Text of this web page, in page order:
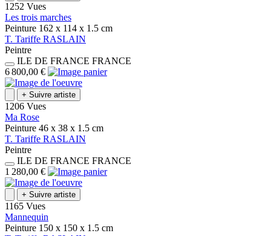
1252 Vues
Les trois marches
Peinture 162 x 114 x 1.5 cm
T. Tariffe RASLAIN
Peintre
ILE DE FRANCE FRANCE
6 800,00 €
+ Suivre artiste
1206 Vues
Ma Rose
Peinture 46 x 38 x 1.5 cm
T. Tariffe RASLAIN
Peintre
ILE DE FRANCE FRANCE
1 280,00 €
+ Suivre artiste
1165 Vues
Mannequin
Peinture 150 x 150 x 1.5 cm